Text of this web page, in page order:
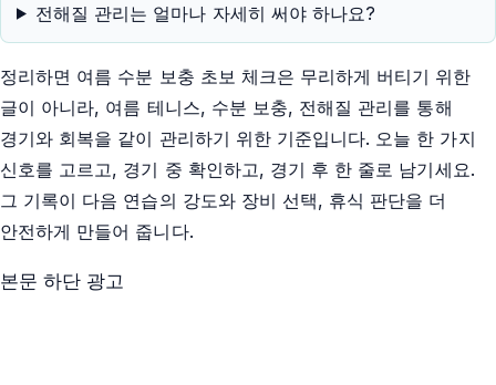
전해질 관리는 얼마나 자세히 써야 하나요?
정리하면 여름 수분 보충 초보 체크은 무리하게 버티기 위한
글이 아니라, 여름 테니스, 수분 보충, 전해질 관리를 통해
경기와 회복을 같이 관리하기 위한 기준입니다. 오늘 한 가지
신호를 고르고, 경기 중 확인하고, 경기 후 한 줄로 남기세요.
그 기록이 다음 연습의 강도와 장비 선택, 휴식 판단을 더
안전하게 만들어 줍니다.
본문 하단 광고